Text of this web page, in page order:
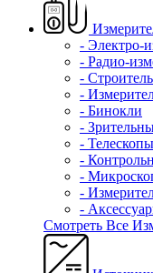
- Электро-
- Радио-
-
-
- Бинокли
-
- Телескопы
-
-
-
-
Смотреть Все